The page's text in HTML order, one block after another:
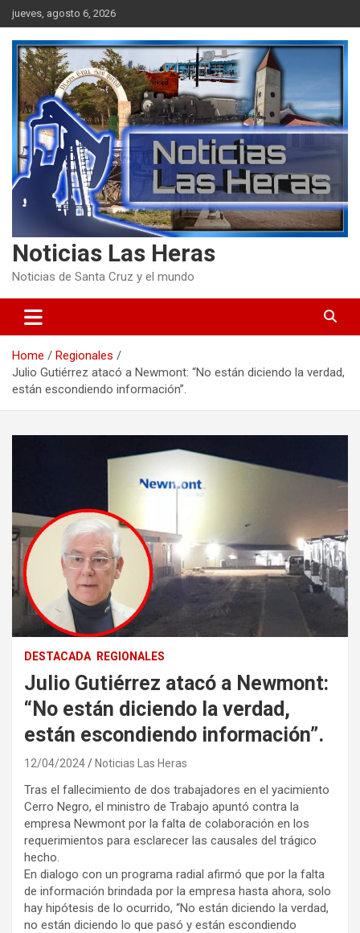
Skip
to
content
jueves, agosto 6, 2026
Noticias Las Heras
Noticias de Santa Cruz y el mundo
Home
Regionales
Julio Gutiérrez atacó a Newmont: “No están diciendo la verdad,
están escondiendo información”.
DESTACADA REGIONALES
Julio Gutiérrez atacó a Newmont:
“No están diciendo la verdad,
están escondiendo información”.
12/04/2024 Noticias Las Heras
Tras el fallecimiento de dos trabajadores en el yacimiento
Cerro Negro, el ministro de Trabajo apuntó contra la
empresa Newmont por la falta de colaboración en los
requerimientos para esclarecer las causales del trágico
hecho.
En dialogo con un programa radial afirmó que por la falta
de información brindada por la empresa hasta ahora, solo
hay hipótesis de lo ocurrido, “No están diciendo la verdad,
no están diciendo lo que pasó y están escondiendo